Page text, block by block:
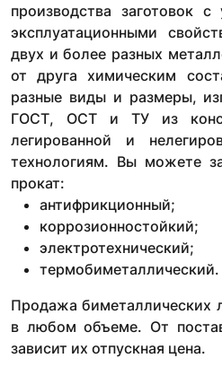
производства заготовок
эксплуатационными
двух и более разных
от друга химическим
разные виды и размеры,
ГОСТ, ОСТ и ТУ из
легированной и
технологиям. Вы можете
прокат:
антифрикционный;
коррозионностойкий;
электротехнический;
термобиметаллический.
Продажа биметаллических
в любом объеме. От
зависит их отпускная цена.